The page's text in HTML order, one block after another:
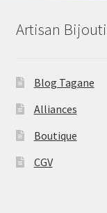
Artisan
Blog Tagane
Alliances
Boutique
CGV